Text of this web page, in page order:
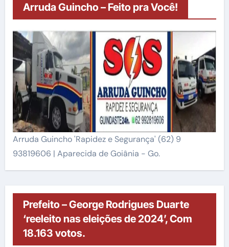
Arruda Guincho – Feito pra Você!
Arruda Guincho 'Rapidez e Segurança' (62) 9
93819606 | Aparecida de Goiânia - Go.
Prefeito – George Rodrigues Duarte
‘reeleito nas eleições de 2024’, Com
18.163 votos.